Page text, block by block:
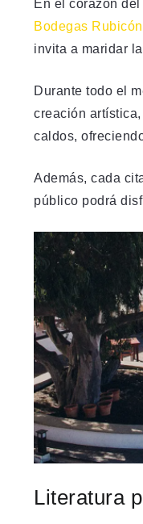
En el corazón
Bodegas Rubicón
invita a maridar
Durante todo el
creación
caldos,
Además, cada
público podrá
Literatura